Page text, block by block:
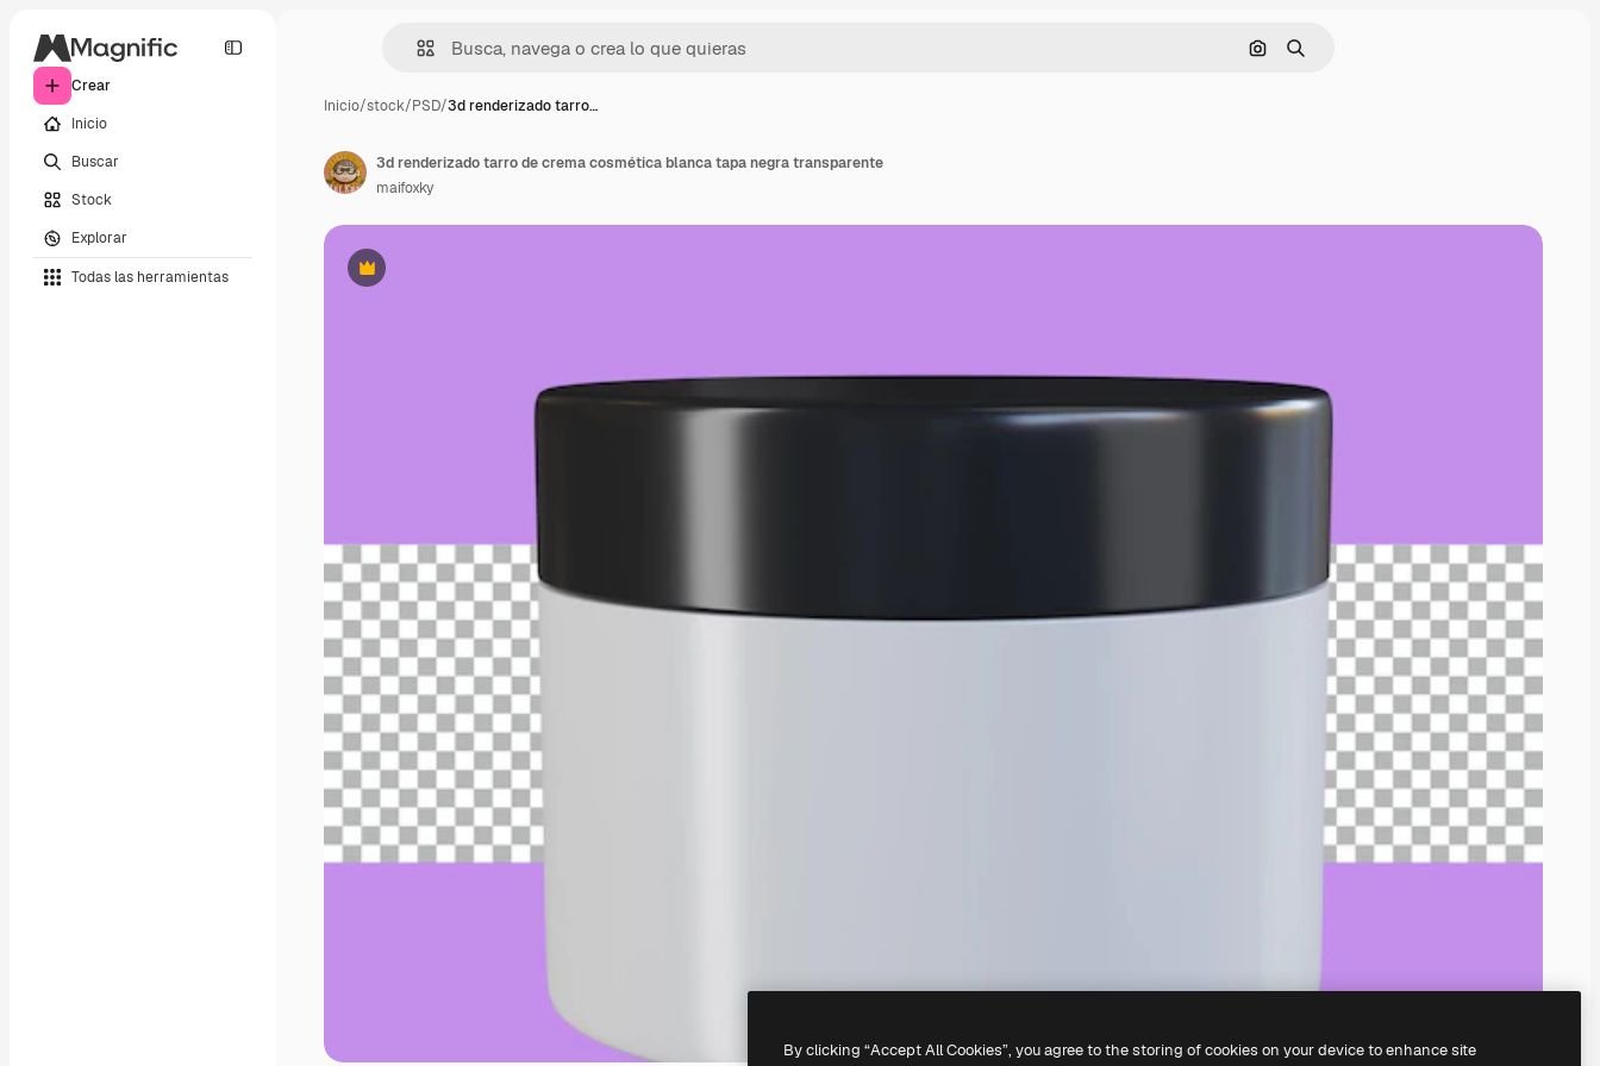
Crear
Inicio
Buscar
Stock
Explorar
Todas las herramientas
Buscar por imagen
Buscar
Inicio/stock/PSD/3d renderizado tarro…
Premium
3d renderizado tarro de crema cosmética blanca tapa negra transparente
maifoxky
By clicking “Accept All Cookies”, you agree to the storing of cookies on your device to enhance site